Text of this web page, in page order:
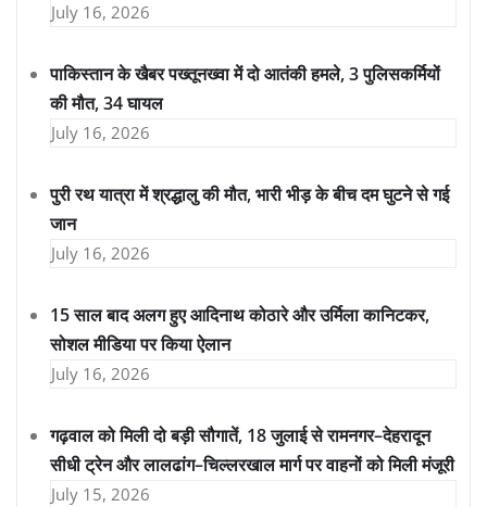
July 16, 2026
पाकिस्तान के खैबर पख्तूनख्वा में दो आतंकी हमले, 3 पुलिसकर्मियों
की मौत, 34 घायल
July 16, 2026
पुरी रथ यात्रा में श्रद्धालु की मौत, भारी भीड़ के बीच दम घुटने से गई
जान
July 16, 2026
15 साल बाद अलग हुए आदिनाथ कोठारे और उर्मिला कानिटकर,
सोशल मीडिया पर किया ऐलान
July 16, 2026
गढ़वाल को मिली दो बड़ी सौगातें, 18 जुलाई से रामनगर–देहरादून
सीधी ट्रेन और लालढांग–चिल्लरखाल मार्ग पर वाहनों को मिली मंजूरी
July 15, 2026